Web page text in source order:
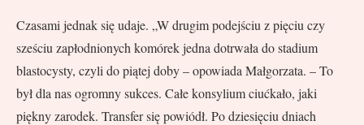
Czasami jednak się udaje. „W drugim podejściu z pięciu czy
sześciu zapłodnionych komórek jedna dotrwała do stadium
blastocysty, czyli do piątej doby – opowiada Małgorzata. – To
był dla nas ogromny sukces. Całe konsylium ciućkało, jaki
piękny zarodek. Transfer się powiódł. Po dziesięciu dniach